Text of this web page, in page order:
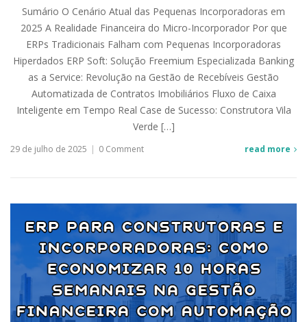
Sumário O Cenário Atual das Pequenas Incorporadoras em
2025 A Realidade Financeira do Micro-Incorporador Por que
ERPs Tradicionais Falham com Pequenas Incorporadoras
Hiperdados ERP Soft: Solução Freemium Especializada Banking
as a Service: Revolução na Gestão de Recebíveis Gestão
Automatizada de Contratos Imobiliários Fluxo de Caixa
Inteligente em Tempo Real Case de Sucesso: Construtora Vila
Verde […]
29 de julho de 2025 | 0 Comment read more